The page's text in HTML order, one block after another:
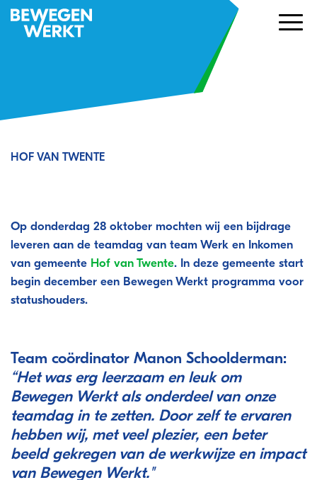
HOF VAN TWENTE
Op donderdag 28 oktober mochten wij een bijdrage
leveren aan de teamdag van team Werk en Inkomen
van gemeente Hof van Twente. In deze gemeente start
begin december een Bewegen Werkt programma voor
statushouders.
Team coördinator Manon Schoolderman:
“Het was erg leerzaam en leuk om
Bewegen Werkt als onderdeel van onze
teamdag in te zetten. Door zelf te ervaren
hebben wij, met veel plezier, een beter
beeld gekregen van de werkwijze en impact
van Bewegen Werkt."